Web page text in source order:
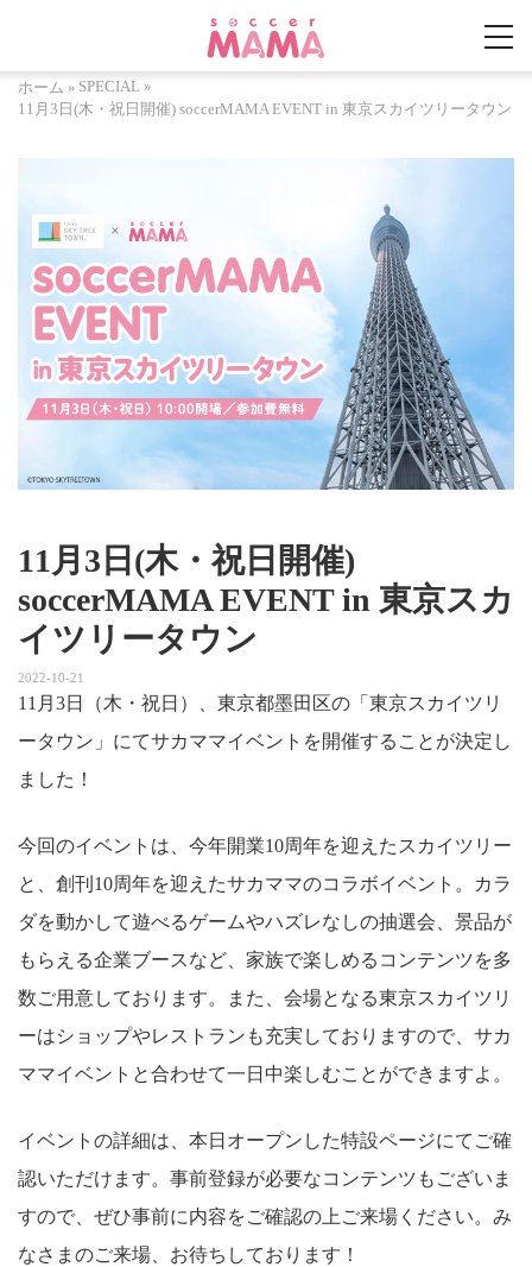
ホーム » SPECIAL »
11月3日(木・祝日開催) soccerMAMA EVENT in 東京スカイツリータウン
11月3日(木・祝日開催)
soccerMAMA EVENT in 東京スカ
イツリータウン
2022-10-21
11月3日（木・祝日）、東京都墨田区の「東京スカイツリ
ータウン」にてサカママイベントを開催することが決定し
ました！
今回のイベントは、今年開業10周年を迎えたスカイツリー
と、創刊10周年を迎えたサカママのコラボイベント。カラ
ダを動かして遊べるゲームやハズレなしの抽選会、景品が
もらえる企業ブースなど、家族で楽しめるコンテンツを多
数ご用意しております。また、会場となる東京スカイツリ
ーはショップやレストランも充実しておりますので、サカ
ママイベントと合わせて一日中楽しむことができますよ。
イベントの詳細は、本日オープンした特設ページにてご確
認いただけます。事前登録が必要なコンテンツもございま
すので、ぜひ事前に内容をご確認の上ご来場ください。み
なさまのご来場、お待ちしております！